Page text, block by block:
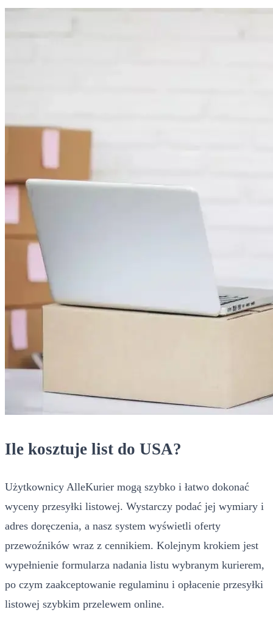
Ile kosztuje list do USA?
Użytkownicy AlleKurier mogą szybko i łatwo dokonać
wyceny przesyłki listowej. Wystarczy podać jej wymiary i
adres doręczenia, a nasz system wyświetli oferty
przewoźników wraz z cennikiem. Kolejnym krokiem jest
wypełnienie formularza nadania listu wybranym kurierem,
po czym zaakceptowanie regulaminu i opłacenie przesyłki
listowej szybkim przelewem online.